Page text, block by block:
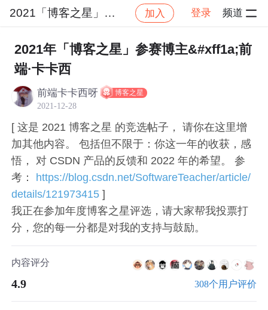
2021「博客之星」大赛专区 加入 登录 频道
社区 2021「博客之星」大赛专区 前端 帖子详
2021年「博客之星」参赛博主&#xff1a;前
端·卡卡西
前端卡卡西呀 博客之星
2021-12-28
[ 这是 2021 博客之星 的竞选帖子， 请你在这里增
加其他内容。 包括但不限于：你这一年的收获，感
悟， 对 CSDN 产品的反馈和 2022 年的希望。 参
考：
https://blog.csdn.net/SoftwareTeacher/article/
details/121973415]
我正在参加年度博客之星评选，请大家帮我投票打
分，您的每一分都是对我的支持与鼓励。
内容评分
4.9 308个用户评价